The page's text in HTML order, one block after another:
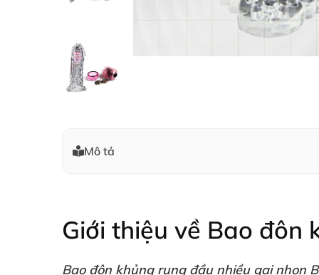
Mô tả
Giới thiệu về Bao đôn
Bao đôn khủng rung đầu nhiều gai nhọn